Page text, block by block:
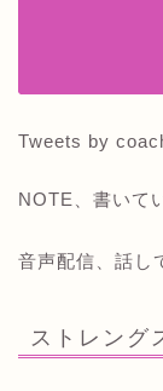
Tweets by
NOTE、書いて
音声配信、話し
ストレング